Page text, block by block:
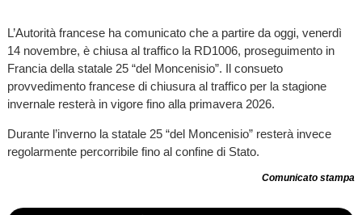
L’Autorità francese ha comunicato che a partire da oggi, venerdì
14 novembre, è chiusa al traffico la RD1006, proseguimento in
Francia della statale 25 “del Moncenisio”. Il consueto
provvedimento francese di chiusura al traffico per la stagione
invernale resterà in vigore fino alla primavera 2026.
Durante l’inverno la statale 25 “del Moncenisio” resterà invece
regolarmente percorribile fino al confine di Stato.
Comunicato stampa